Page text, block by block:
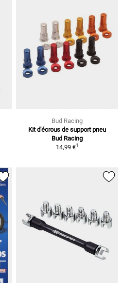
Bud Racing
Kit d'écrous de support pneu
Bud Racing
14,99 €1